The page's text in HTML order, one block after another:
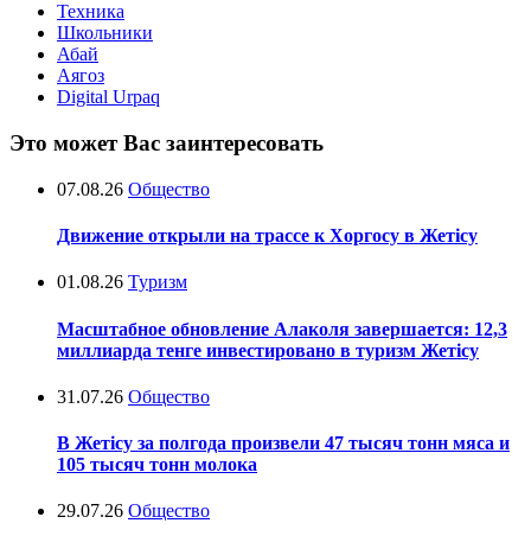
Техника
Школьники
Абай
Аягоз
Digital Urpaq
Это может Вас заинтересовать
07.08.26 Общество
Движение открыли на трассе к Хоргосу в Жетісу
01.08.26 Туризм
Масштабное обновление Алаколя завершается: 12,3
миллиарда тенге инвестировано в туризм Жетісу
31.07.26 Общество
В Жетісу за полгода произвели 47 тысяч тонн мяса и
105 тысяч тонн молока
29.07.26 Общество